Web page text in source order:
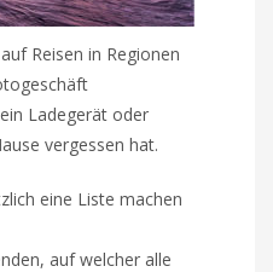
Reisen in Regionen
Ladegerät oder
vergessen hat.
eine Liste machen
auf welcher alle